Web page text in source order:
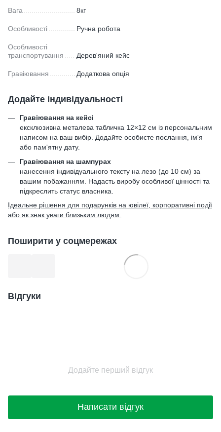
Вага 8кг
Особливості Ручна робота
Особливості
транспортування
Дерев'яний кейс
Гравіювання Додаткова опція
Додайте індивідуальності
Гравіювання на кейсі
ексклюзивна металева табличка 12×12 см із персональним
написом на ваш вибір. Додайте особисте послання, ім'я
або пам'ятну дату.
Гравіювання на шампурах
нанесення індивідуального тексту на лезо (до 10 см) за
вашим побажанням. Надасть виробу особливої цінності та
підкреслить статус власника.
Ідеальне рішення для подарунків на ювілеї, корпоративні події
або як знак уваги близьким людям.
Поширити у соцмережах
Відгуки
Додайте перший відгук
Написати відгук